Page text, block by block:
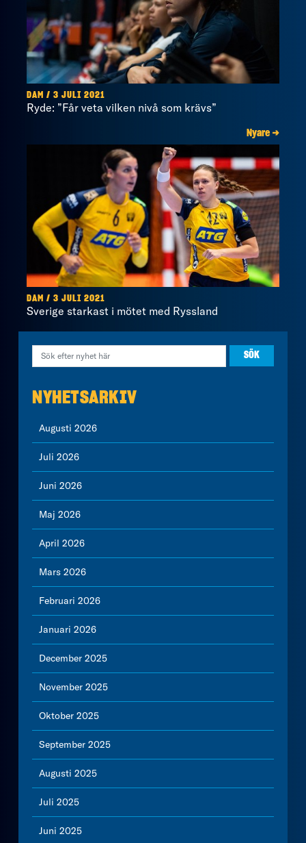
DAM / 3 JULI 2021
Ryde: ”Får veta vilken nivå som krävs”
Nyare →
DAM / 3 JULI 2021
Sverige starkast i mötet med Ryssland
NYHETSARKIV
Augusti 2026
Juli 2026
Juni 2026
Maj 2026
April 2026
Mars 2026
Februari 2026
Januari 2026
December 2025
November 2025
Oktober 2025
September 2025
Augusti 2025
Juli 2025
Juni 2025